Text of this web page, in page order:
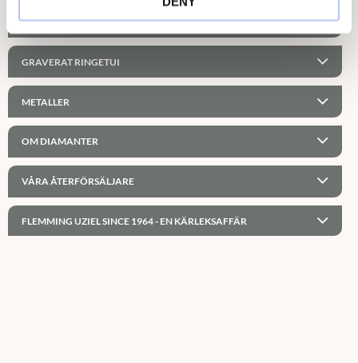
PERSONLIG GRAVYR
GRAVERAT RINGETUI
METALLER
OM DIAMANTER
VÅRA ÅTERFÖRSÄLJARE
FLEMMING UZIEL SINCE 1964 - EN KÄRLEKSAFFÄR